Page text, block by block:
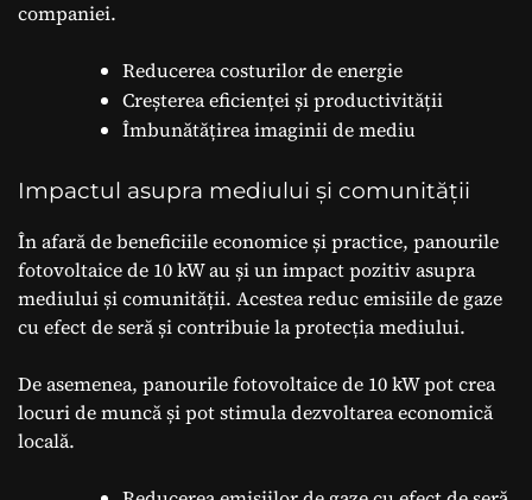
companiei.
Reducerea costurilor de energie
Creșterea eficienței și productivității
Îmbunătățirea imaginii de mediu
Impactul asupra mediului și comunității
În afară de beneficiile economice și practice, panourile
fotovoltaice de 10 kW au și un impact pozitiv asupra
mediului și comunității. Acestea reduc emisiile de gaze
cu efect de seră și contribuie la protecția mediului.
De asemenea, panourile fotovoltaice de 10 kW pot crea
locuri de muncă și pot stimula dezvoltarea economică
locală.